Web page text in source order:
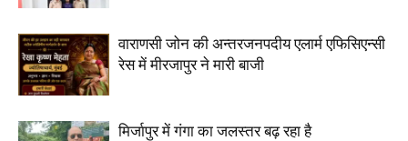
वाराणसी जोन की अन्तरजनपदीय एलार्म एफिसिएन्सी
रेस में मीरजापुर ने मारी बाजी
मिर्जापुर में गंगा का जलस्तर बढ़ रहा है